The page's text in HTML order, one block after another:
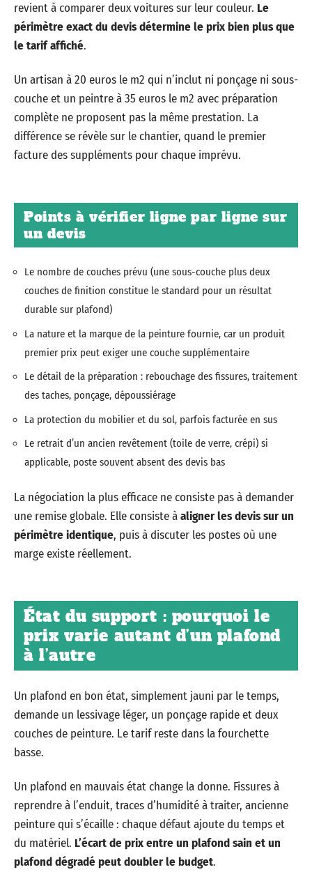
revient à comparer deux voitures sur leur couleur. Le
périmètre exact du devis détermine le prix bien plus que
le tarif affiché.
Un artisan à 20 euros le m2 qui n’inclut ni ponçage ni sous-
couche et un peintre à 35 euros le m2 avec préparation
complète ne proposent pas la même prestation. La
différence se révèle sur le chantier, quand le premier
facture des suppléments pour chaque imprévu.
Points à vérifier ligne par ligne sur
un devis
Le nombre de couches prévu (une sous-couche plus deux
couches de finition constitue le standard pour un résultat
durable sur plafond)
La nature et la marque de la peinture fournie, car un produit
premier prix peut exiger une couche supplémentaire
Le détail de la préparation : rebouchage des fissures, traitement
des taches, ponçage, dépoussiérage
La protection du mobilier et du sol, parfois facturée en sus
Le retrait d’un ancien revêtement (toile de verre, crépi) si
applicable, poste souvent absent des devis bas
La négociation la plus efficace ne consiste pas à demander
une remise globale. Elle consiste àaligner les devis sur un
périmètre identique, puis à discuter les postes où une
marge existe réellement.
État du support : pourquoi le
prix varie autant d’un plafond
à l’autre
Un plafond en bon état, simplement jauni par le temps,
demande un lessivage léger, un ponçage rapide et deux
couches de peinture. Le tarif reste dans la fourchette
basse.
Un plafond en mauvais état change la donne. Fissures à
reprendre à l’enduit, traces d’humidité à traiter, ancienne
peinture qui s’écaille : chaque défaut ajoute du temps et
du matériel. L’écart de prix entre un plafond sain et un
plafond dégradé peut doubler le budget.